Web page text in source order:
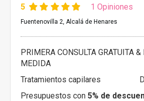
5 1 Opiniones
Fuentenovilla 2, Alcalá de Henares
PRIMERA CONSULTA GRATUITA
MEDIDA
Tratamientos capilares
Presupuestos con 5% de